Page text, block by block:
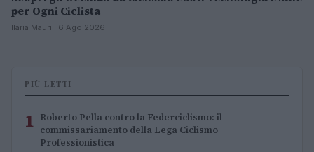
per Ogni Ciclista
Ilaria Mauri · 6 Ago 2026
PIÙ LETTI
1 Roberto Pella contro la Federciclismo: il
commissariamento della Lega Ciclismo
Professionistica